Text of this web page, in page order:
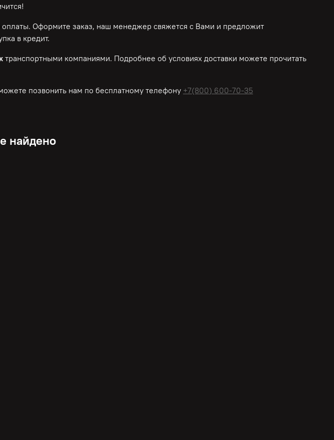
Оформите заказ, наш менеджер свяжется с Вами и предложит
в кредит.
транспортными компаниями. Подробнее об условиях доставки можете прочитать
позвонить нам по бесплатномутелефону +7(800) 600-70-35
найдено